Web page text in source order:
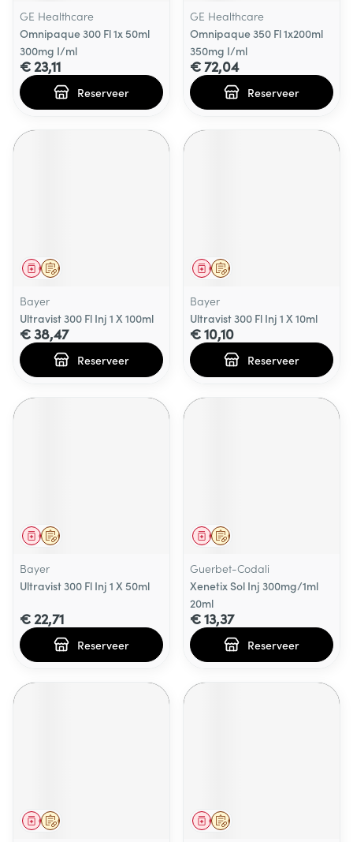
GE Healthcare
Omnipaque 300 Fl 1x 50ml
300mg I/ml
€ 23,11
Reserveer
GE Healthcare
Omnipaque 350 Fl 1x200ml
350mg I/ml
€ 72,04
Reserveer
Op voorschrift
Geneesmiddel
Bayer
Ultravist 300 Fl Inj 1 X 100ml
€ 38,47
Reserveer
Op voorschrift
Geneesmiddel
Bayer
Ultravist 300 Fl Inj 1 X 10ml
€ 10,10
Reserveer
Op voorschrift
Geneesmiddel
Bayer
Ultravist 300 Fl Inj 1 X 50ml
€ 22,71
Reserveer
Op voorschrift
Geneesmiddel
Guerbet-Codali
Xenetix Sol Inj 300mg/1ml
20ml
€ 13,37
Reserveer
Op voorschrift
Geneesmiddel Op voorschrift
Geneesmiddel